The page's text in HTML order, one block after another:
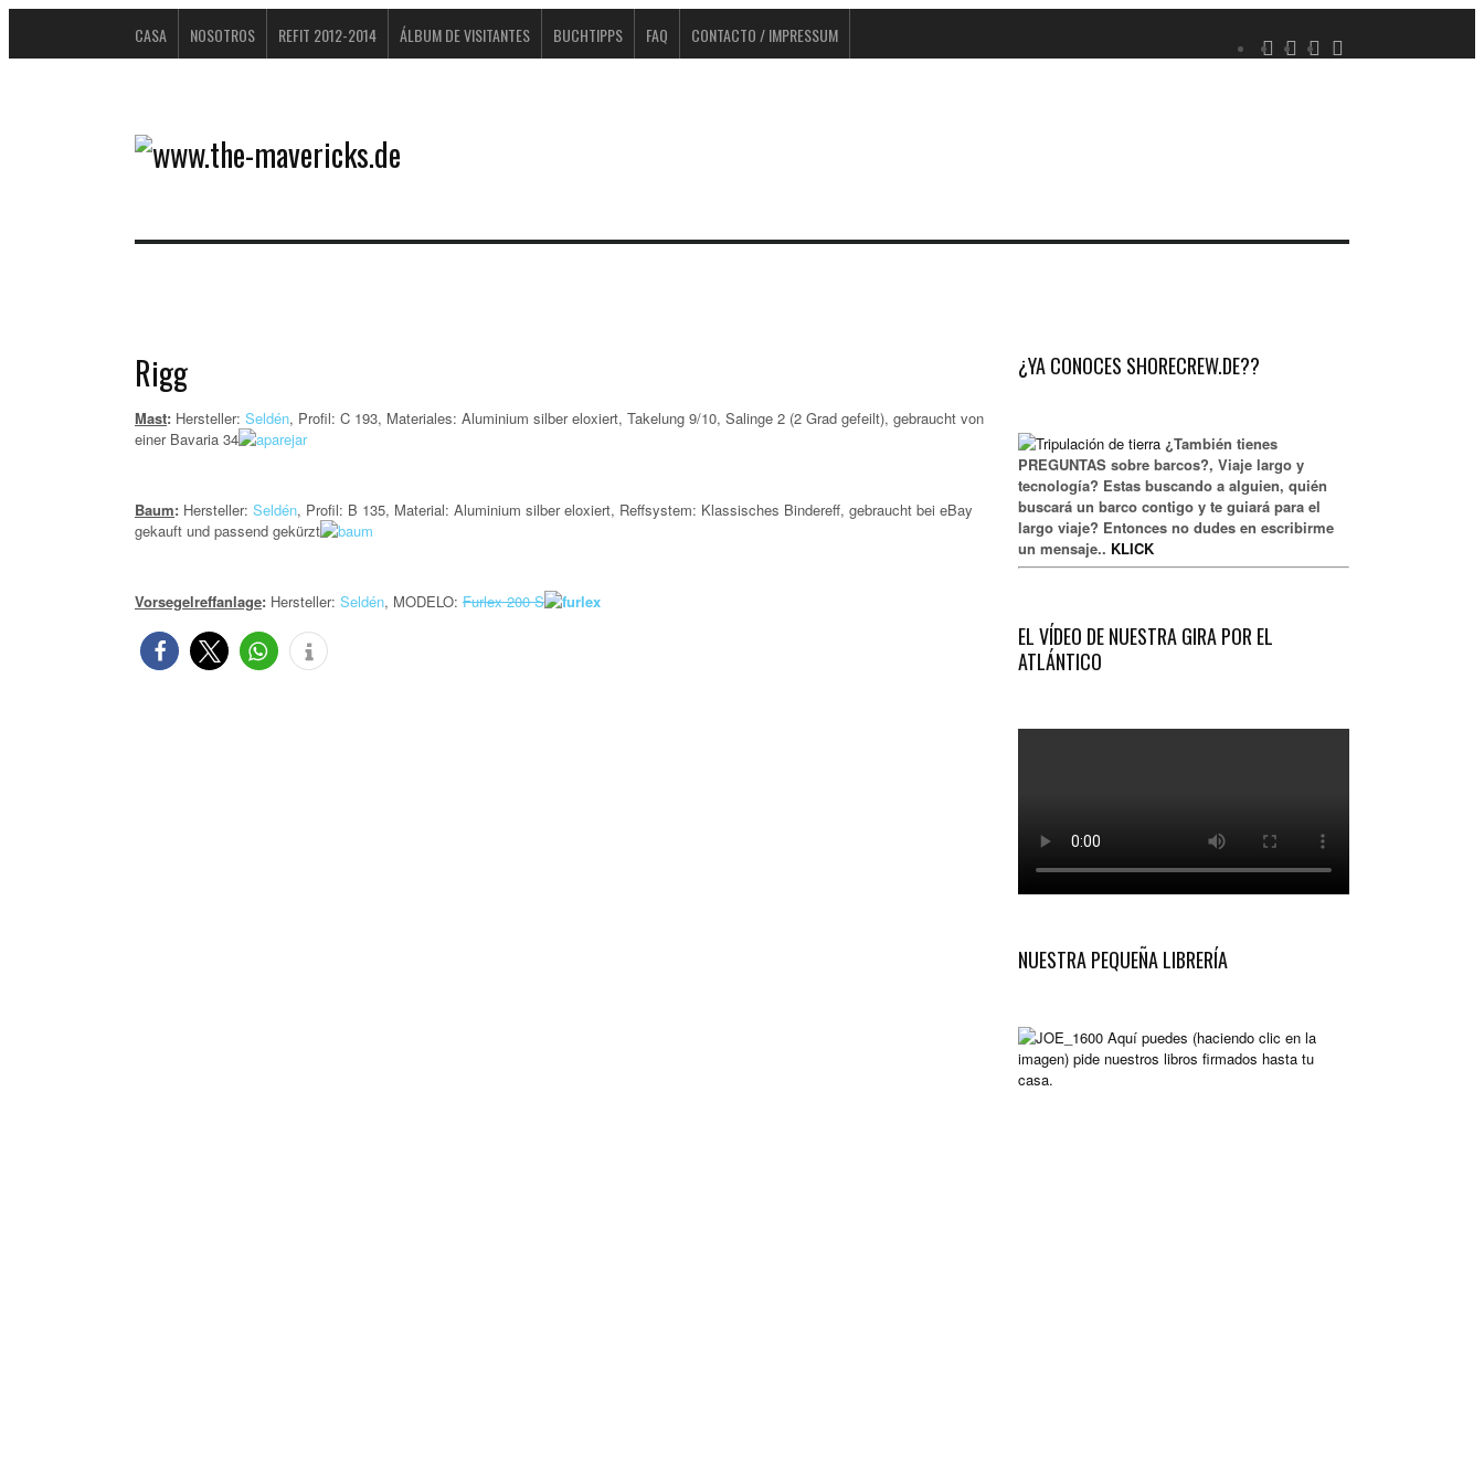
CASA NOSOTROS REFIT 2012-2014 ÁLBUM DE VISITANTES BUCHTIPPS FAQ CONTACTO / IMPRESSUM
Rigg
Mast: Hersteller: Seldén, Profil: C 193, Materiales: Aluminium silber eloxiert, Takelung 9/10, Salinge 2 (2 Grad gefeilt), gebraucht von
einer Bavaria 34
Baum: Hersteller: Seldén, Profil: B 135, Material: Aluminium silber eloxiert, Reffsystem: Klassisches Bindereff, gebraucht bei eBay
gekauft und passend gekürzt
Vorsegelreffanlage: Hersteller: Seldén, MODELO: Furlex 200 S
¿YA CONOCES SHORECREW.DE??
¿También tienes
PREGUNTAS sobre barcos?, Viaje largo y
tecnología? Estas buscando a alguien, quién
buscará un barco contigo y te guiará para el
largo viaje? Entonces no dudes en escribirme
un mensaje.. KLICK
EL VÍDEO DE NUESTRA GIRA POR EL
ATLÁNTICO
NUESTRA PEQUEÑA LIBRERÍA
Aquí puedes (haciendo clic en la
imagen) pide nuestros libros firmados hasta tu
casa.